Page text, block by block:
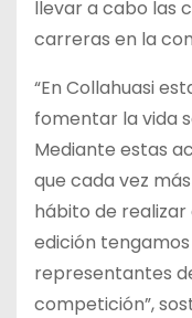
llevar a cabo las
carreras en la
“En Collahuasi
fomentar la vida
Mediante estas
que cada vez
hábito de
edición tengamos
representantes
competición”,